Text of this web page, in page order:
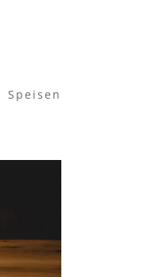
Speisen